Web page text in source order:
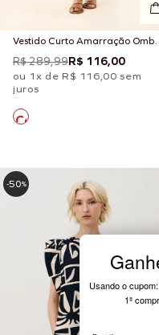
Vestido Curto Amarração Ombro
Estampado Jujuy
R$ 289,99R$ 116,00
ou 1x de R$ 116,00 sem
juros
-50%